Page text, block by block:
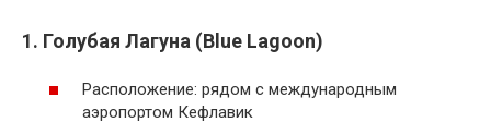
1. Голубая Лагуна (Blue Lagoon)
Расположение: рядом с международным
аэропортом Кефлавик